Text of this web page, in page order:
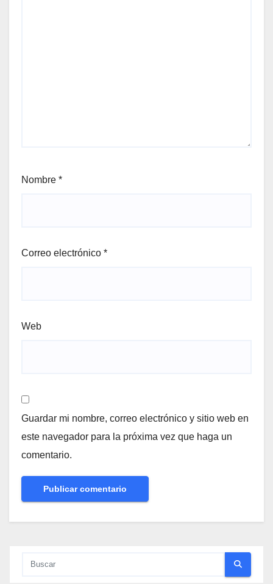
Nombre *
Correo electrónico *
Web
Guardar mi nombre, correo electrónico y sitio web en
este navegador para la próxima vez que haga un
comentario.